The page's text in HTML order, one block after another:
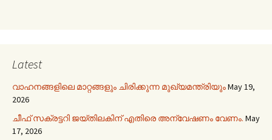
Latest
വാഹനങ്ങളിലെ മാറ്റങ്ങളും ചിരിക്കുന്ന മുഖ്യമന്ത്രിയുംMay 19,
2026
ചീഫ് സക്രട്ടറി ജയ്തിലകിന് എതിരെ അന്വേഷണം വേണം. May
17, 2026